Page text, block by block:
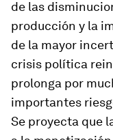
de las
producción y la
de la mayor
crisis política
prolonga por
importantes
Se proyecta que